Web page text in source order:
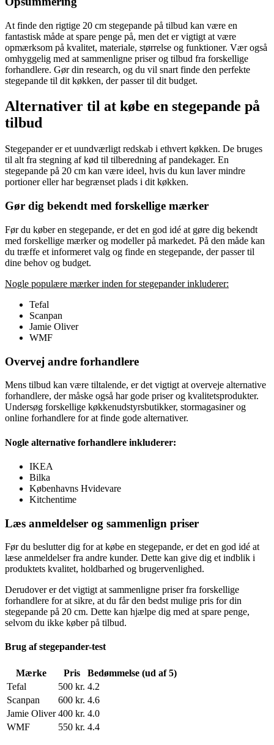
At finde den rigtige 20 cm stegepande på tilbud kan være en
fantastisk måde at spare penge på, men det er vigtigt at være
opmærksom på kvalitet, materiale, størrelse og funktioner. Vær også
omhyggelig med at sammenligne priser og tilbud fra forskellige
forhandlere. Gør din research, og du vil snart finde den perfekte
stegepande til dit køkken, der passer til dit budget.
Alternativer til at købe en stegepande på
tilbud
Stegepander er et uundværligt redskab i ethvert køkken. De bruges
til alt fra stegning af kød til tilberedning af pandekager. En
stegepande på 20 cm kan være ideel, hvis du kun laver mindre
portioner eller har begrænset plads i dit køkken.
Gør dig bekendt med forskellige mærker
Før du køber en stegepande, er det en god idé at gøre dig bekendt
med forskellige mærker og modeller på markedet. På den måde kan
du træffe et informeret valg og finde en stegepande, der passer til
dine behov og budget.
Nogle populære mærker inden for stegepander inkluderer:
Tefal
Scanpan
Jamie Oliver
WMF
Overvej andre forhandlere
Mens tilbud kan være tiltalende, er det vigtigt at overveje alternative
forhandlere, der måske også har gode priser og kvalitetsprodukter.
Undersøg forskellige køkkenudstyrsbutikker, stormagasiner og
online forhandlere for at finde gode alternativer.
Nogle alternative forhandlere inkluderer:
IKEA
Bilka
Københavns Hvidevare
Kitchentime
Læs anmeldelser og sammenlign priser
Før du beslutter dig for at købe en stegepande, er det en god idé at
læse anmeldelser fra andre kunder. Dette kan give dig et indblik i
produktets kvalitet, holdbarhed og brugervenlighed.
Derudover er det vigtigt at sammenligne priser fra forskellige
forhandlere for at sikre, at du får den bedst mulige pris for din
stegepande på 20 cm. Dette kan hjælpe dig med at spare penge,
selvom du ikke køber på tilbud.
Brug af stegepander-test
Mærke Pris
Bedømmelse (ud af 5)
Tefal
500 kr. 4.2
Scanpan
600 kr. 4.6
Jamie Oliver 400 kr. 4.0
WMF
550 kr. 4.4